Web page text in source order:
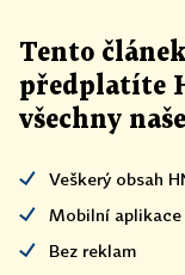
Tento článek
předplatíte
všechny
Veškerý obsah
Mobilní aplikace
Bez reklam